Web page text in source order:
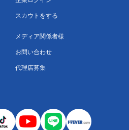
スカウトをする
メディア関係者様
お問い合わせ
代理店募集